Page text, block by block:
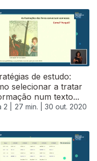
de estudo:
selecionar a tratar
num texto...
| 27 min. | 30 out. 2020